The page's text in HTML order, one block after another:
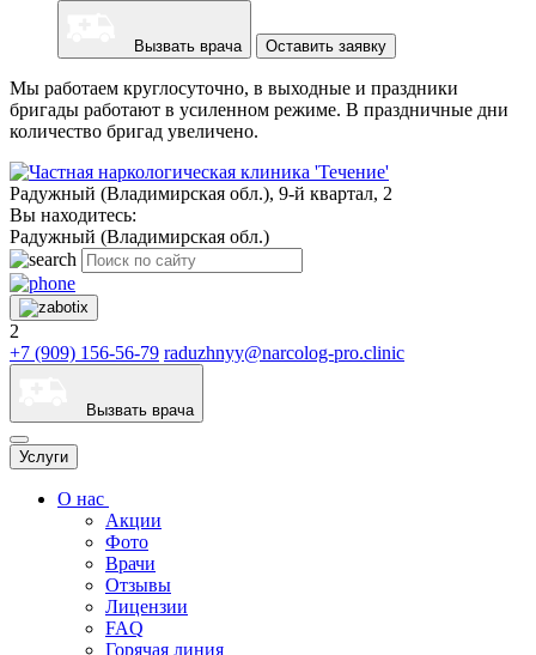
Вызвать врача Оставить заявку
Мы работаем круглосуточно, в выходные и праздники
бригады работают в усиленном режиме. В праздничные дни
количество бригад увеличено.
Радужный (Владимирская обл.), 9-й квартал, 2
Вы находитесь:
Радужный (Владимирская обл.)
2
+7 (909) 156-56-79 raduzhnyy@narcolog-pro.clinic
Вызвать врача
Услуги
О нас
Акции
Фото
Врачи
Отзывы
Лицензии
FAQ
Горячая линия